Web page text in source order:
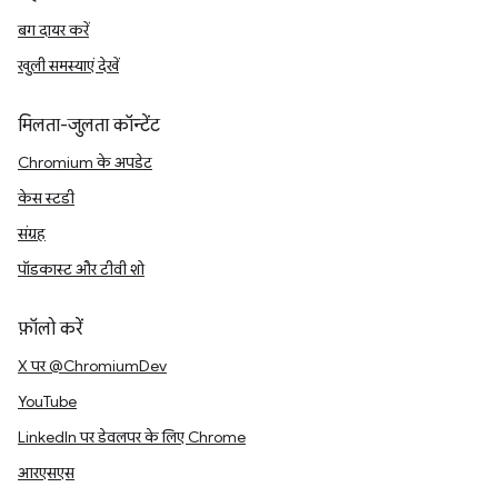
बग दायर करें
खुली समस्याएं देखें
मिलता-जुलता कॉन्टेंट
Chromium के अपडेट
केस स्टडी
संग्रह
पॉडकास्ट और टीवी शो
फ़ॉलो करें
X पर @ChromiumDev
YouTube
LinkedIn पर डेवलपर के लिए Chrome
आरएसएस